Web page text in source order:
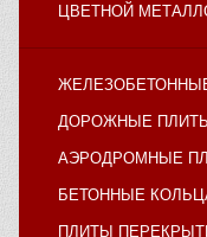
ЦВЕТНОЙ
ДОРОЖНЫЕ ПЛИТЫ
АЭРОДРОМНЫЕ
БЕТОННЫЕ
ПЛИТЫ